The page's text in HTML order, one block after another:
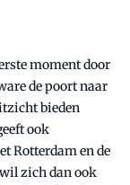
moment door
de poort naar
bieden
ook
Rotterdam en de
zich dan ook